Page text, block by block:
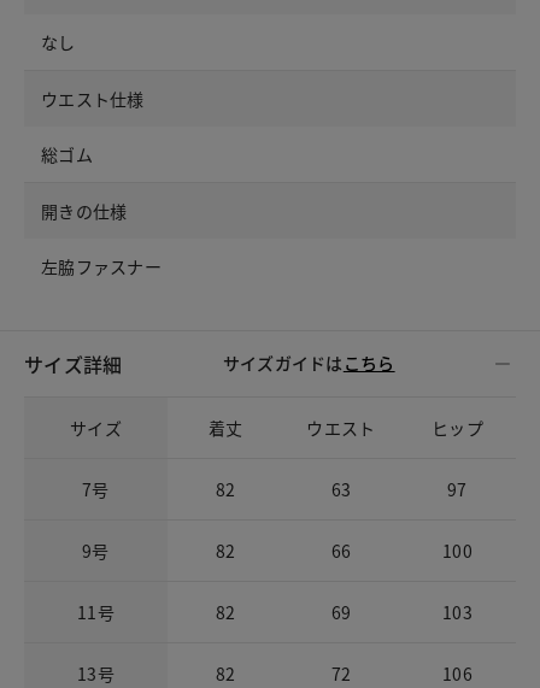
なし
ウエスト仕様
総ゴム
開きの仕様
左脇ファスナー
サイズ詳細 サイズガイドは こちら
サイズ 着丈 ウエスト ヒップ
7号 82 63 97
9号 82 66 100
11号 82 69 103
13号 82 72 106